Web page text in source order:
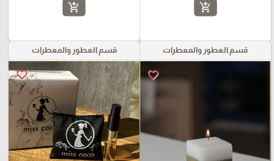
add_shopping_cart
add_shopping_cart
قسم العطور والمعطرات
favorite_border
قسم العطور والمعطرات
favorite_border